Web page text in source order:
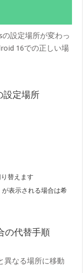
設定場所が変わっ
16での正しい場
設定場所
替えます
が表示される場合は希
の代替手順
異なる場所に移動